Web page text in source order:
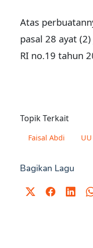
Atas
pasal 28 ayat
RI no.19 tahun
Topik Terkait
Faisal Abdi
Bagikan Lagu